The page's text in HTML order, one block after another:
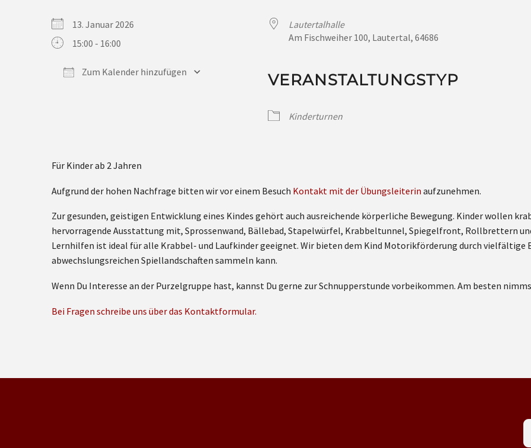
13. Januar 2026
15:00 - 16:00
Zum Kalender hinzufügen
Lautertalhalle
Am Fischweiher 100, Lautertal, 64686
VERANSTALTUNGSTYP
Kinderturnen
Für Kinder ab 2 Jahren
Aufgrund der hohen Nachfrage bitten wir vor einem Besuch Kontakt mit der Übungsleiterin aufzunehmen.
Zur gesunden, geistigen Entwicklung eines Kindes gehört auch ausreichende körperliche Bewegung. Kinder wollen
hervorragende Ausstattung mit, Sprossenwand, Bällebad, Stapelwürfel, Krabbeltunnel, Spiegelfront, Rollbrettern
Lernhilfen ist ideal für alle Krabbel- und Laufkinder geeignet. Wir bieten dem Kind Motorikförderung durch vielfältige
abwechslungsreichen Spiellandschaften sammeln kann.
Wenn Du Interesse an der Purzelgruppe hast, kannst Du gerne zur Schnupperstunde vorbeikommen. Am besten
Bei Fragen schreibe uns über das Kontaktformular.